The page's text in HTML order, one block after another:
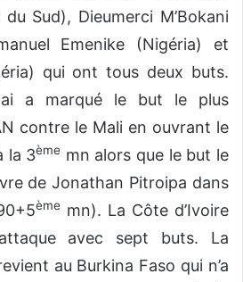
Sud), Dieumerci M’Bokani
Emenike (Nigéria) et
qui ont tous deux buts.
a marqué le but le plus
contre le Mali en ouvrant le
la 3ème mn alors que le but le
de Jonathan Pitroipa dans
ème mn). La Côte d’Ivoire
avec sept buts. La
au Burkina Faso qui n’a